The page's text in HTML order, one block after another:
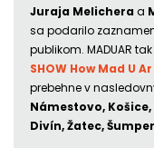
Juraja Melichera a
sa podarilo
publikom. MADUAR
SHOW How Mad U Ar
prebehne v
Námestovo,
Divín, Žatec,